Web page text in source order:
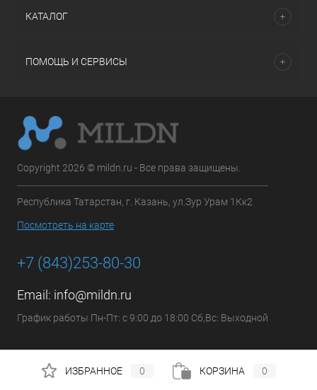
КАТАЛОГ
ПОМОЩЬ И СЕРВИСЫ
Copyright 2026 © mildn.ru - Все права защищены.
Республика Татарстан, г. Казань, ул.Зур Урам 1Кк2
Посмотреть на карте
+7 (843)253-80-30
Email: info@mildn.ru
График работы Пн-Пт: с 9:00 до 18:00 Сб,Вс: Выходной
ИЗБРАННОЕ 0 КОРЗИНА 0